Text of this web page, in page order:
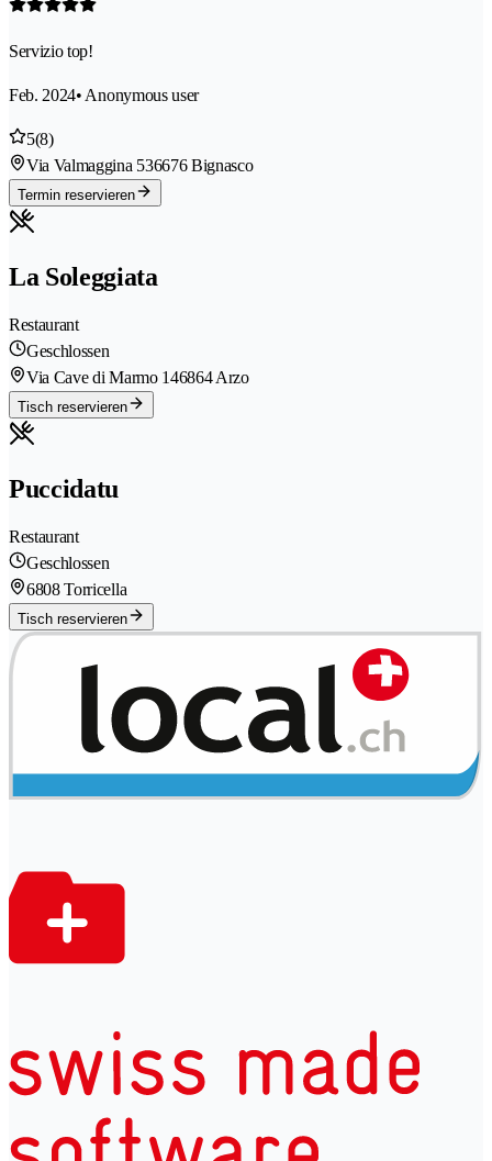
Servizio top!
Feb. 2024• Anonymous user
5(8)
Via Valmaggina 536676 Bignasco
Termin reservieren
La Soleggiata
Restaurant
Geschlossen
Via Cave di Marmo 146864 Arzo
Tisch reservieren
Puccidatu
Restaurant
Geschlossen
6808 Torricella
Tisch reservieren